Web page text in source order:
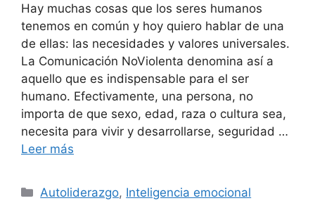
Hay muchas cosas que los seres humanos
tenemos en común y hoy quiero hablar de una
de ellas: las necesidades y valores universales.
La Comunicación NoViolenta denomina así a
aquello que es indispensable para el ser
humano. Efectivamente, una persona, no
importa de que sexo, edad, raza o cultura sea,
necesita para vivir y desarrollarse, seguridad …
Leer más
Categorías
Autoliderazgo, Inteligencia emocional